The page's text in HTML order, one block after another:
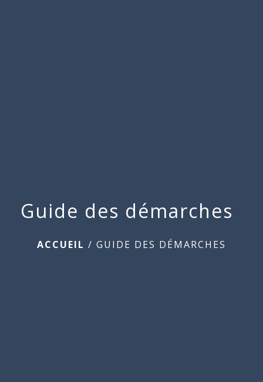
Guide des démarches
ACCUEIL / GUIDE DES DÉMARCHES